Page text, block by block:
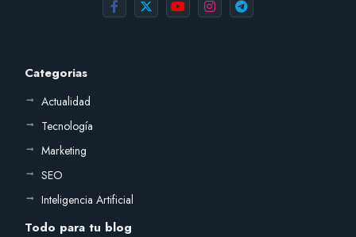
Categorias
Actualidad
Tecnología
Marketing
SEO
Inteligencia Artificial
Todo para tu blog